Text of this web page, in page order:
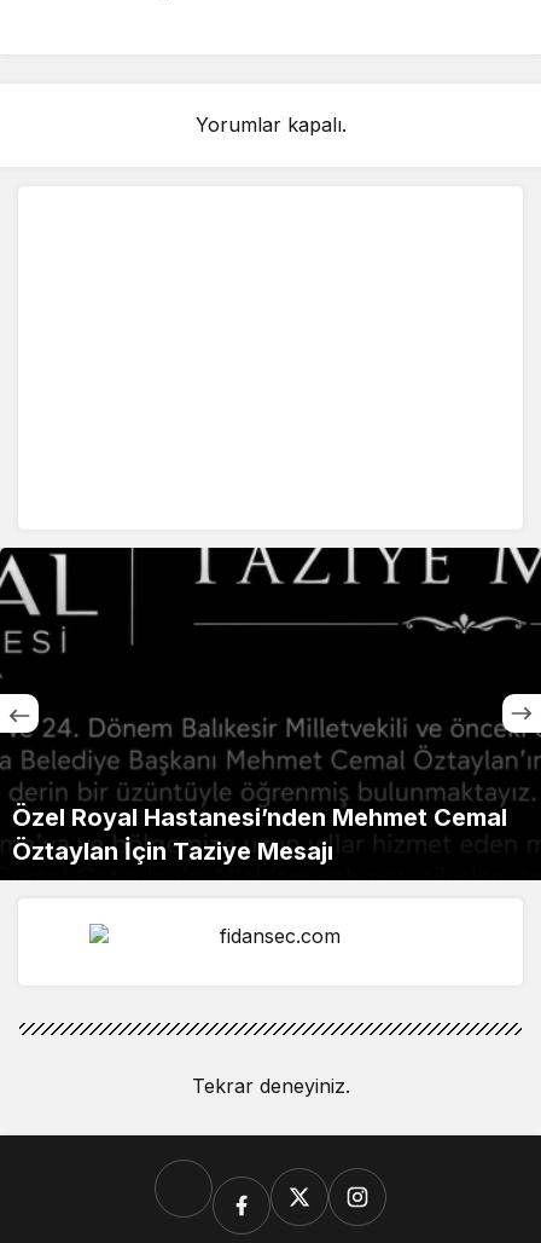
Yorumlar kapalı.
Özel Royal Hastanesi’nden Mehmet Cemal
Öztaylan İçin Taziye Mesajı
Tekrar deneyiniz.